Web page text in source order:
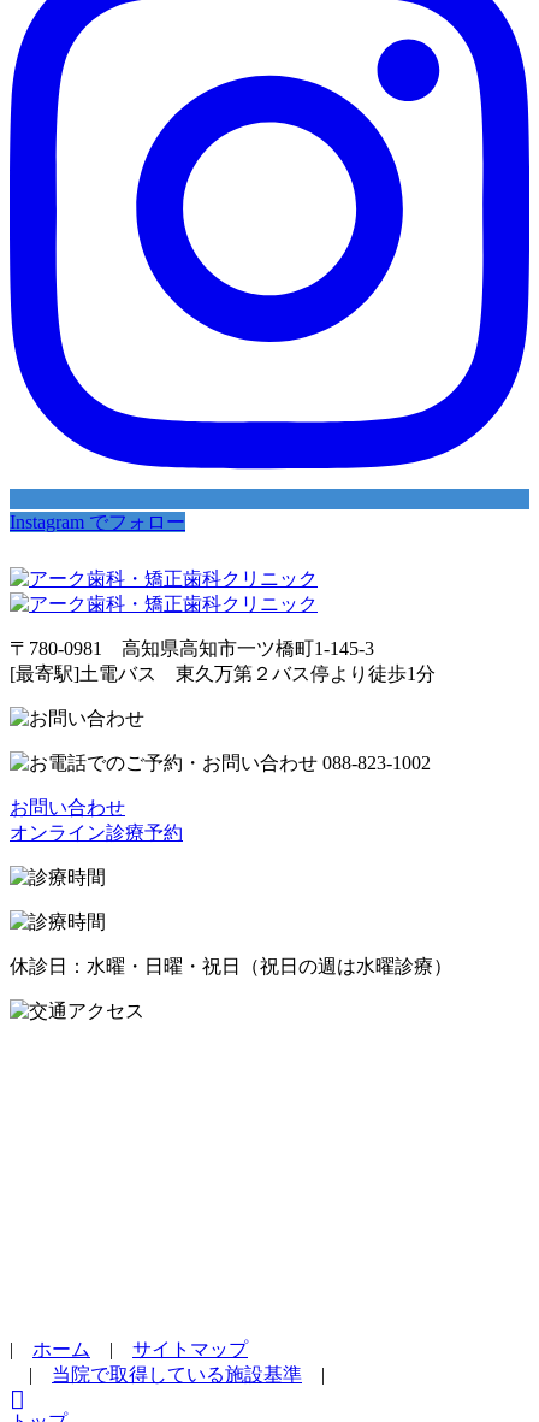
Instagram でフォロー
〒780-0981 高知県高知市一ツ橋町1-145-3
[最寄駅]土電バス 東久万第２バス停より徒歩1分
お問い合わせ
オンライン診療予約
休診日：水曜・日曜・祝日（祝日の週は水曜診療）
| ホーム | サイトマップ
| 当院で取得している施設基準 |